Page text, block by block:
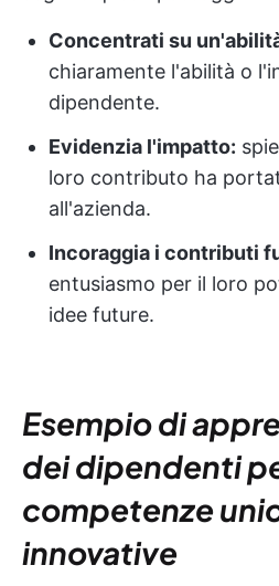
Concentrati su
chiaramente l'abilità o
dipendente.
Evidenzia l'impatto:
loro contributo ha
all'azienda.
Incoraggia i contributi
entusiasmo per il loro
idee future.
Esempio di
dei dipendenti
competenze
innovative